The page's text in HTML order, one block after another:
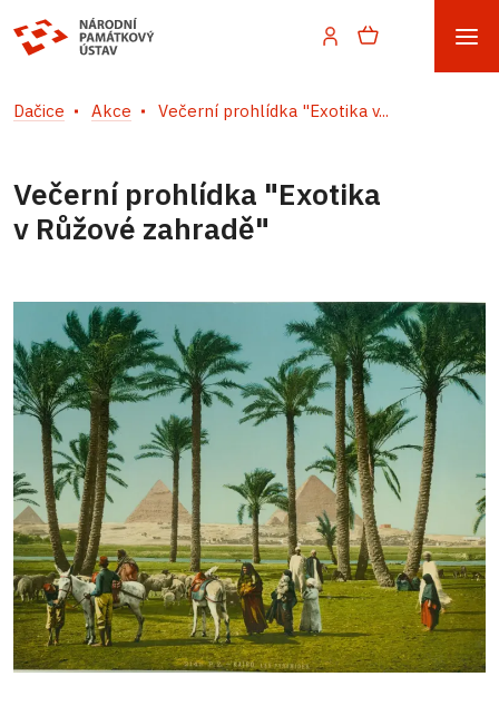
Dačice Akce Večerní prohlídka "Exotika v...
Večerní prohlídka "Exotika
v Růžové zahradě"